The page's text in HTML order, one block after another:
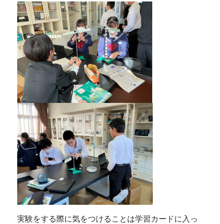
実験をする際に気をつけることは学習カードに入っ